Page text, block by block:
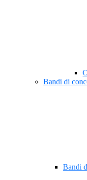
Bandi di
Bandi